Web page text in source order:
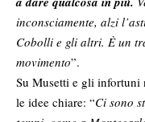
inconsciamente, alzi
Cobolli e gli altri. È un
movimento”.
Su Musetti e gli infortuni
le idee chiare: “Ci sono